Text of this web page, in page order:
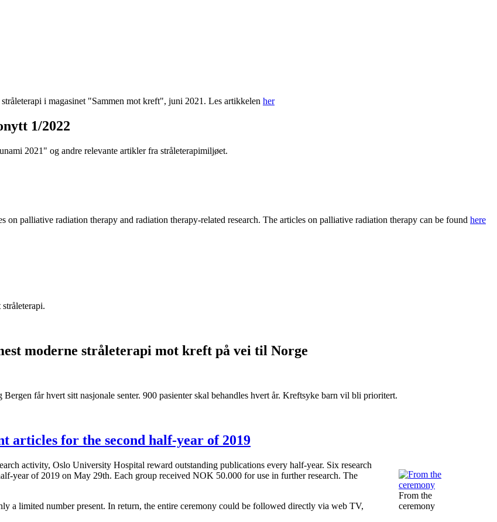
i magasinet "Sammen mot kreft", juni 2021. Les artikkelen her
1/2022
2021" og andre relevante artikler fra stråleterapimiljøet.
palliative radiation therapy and radiation therapy-related research. The articles on palliative radiation therapy can be found here
moderne stråleterapi mot kreft på vei til Norge
får hvert sitt nasjonale senter. 900 pasienter skal behandles hvert år. Kreftsyke barn vil bli prioritert.
articles for the second half-year of 2019
From the
ceremony
activity, Oslo University Hospital reward outstanding publications every half-year. Six research
year of 2019 on May 29th. Each group received NOK 50.000 for use in further research. The
a limited number present. In return, the entire ceremony could be followed directly via web TV,